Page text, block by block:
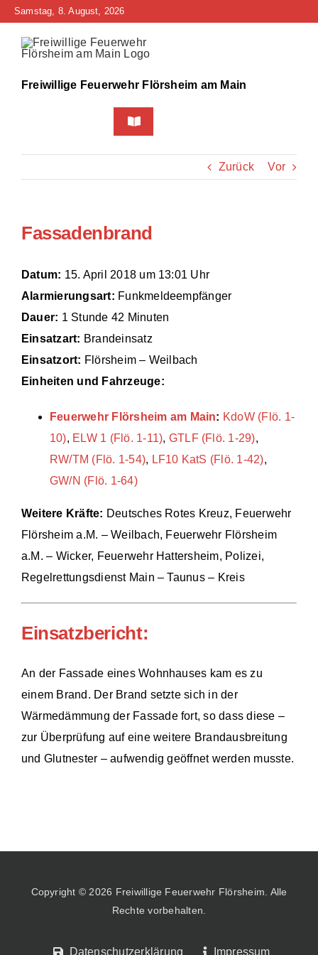
Zum
springen
Samstag, 8. August, 2026
Freiwillige Feuerwehr Flörsheim am Main
Toggle
Navigation
Home
Bürgerinfo
Über uns
Technik
Zurück Vor
Fassadenbrand
Datum: 15. April 2018 um 13:01 Uhr
Alarmierungsart: Funkmeldeempfänger
Dauer: 1 Stunde 42 Minuten
Einsatzart: Brandeinsatz
Einsatzort: Flörsheim – Weilbach
Einheiten und Fahrzeuge:
Feuerwehr Flörsheim am Main: KdoW (Flö. 1-
10), ELW 1 (Flö. 1-11), GTLF (Flö. 1-29),
RW/TM (Flö. 1-54), LF10 KatS (Flö. 1-42),
GW/N (Flö. 1-64)
Weitere Kräfte: Deutsches Rotes Kreuz, Feuerwehr
Flörsheim a.M. – Weilbach, Feuerwehr Flörsheim
a.M. – Wicker, Feuerwehr Hattersheim, Polizei,
Regelrettungsdienst Main – Taunus – Kreis
Einsatzbericht:
An der Fassade eines Wohnhauses kam es zu
einem Brand. Der Brand setzte sich in der
Wärmedämmung der Fassade fort, so dass diese –
zur Überprüfung auf eine weitere Brandausbreitung
und Glutnester – aufwendig geöffnet werden musste.
Copyright © 2026 Freiwillige Feuerwehr Flörsheim. Alle
Rechte vorbehalten.
Datenschutzerklärung Impressum